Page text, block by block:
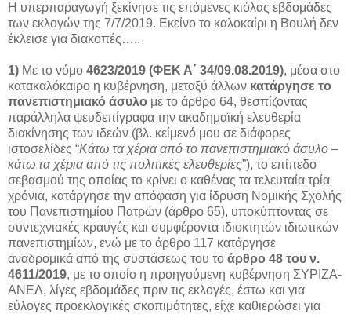
Η υπερπαραγωγή ξεκίνησε τις επόμενες κιόλας εβδομάδες
των εκλογών της 7/7/2019. Εκείνο το καλοκαίρι η Βουλή δεν
έκλεισε για διακοπές…..
1) Με το νόμο 4623/2019 (ΦΕΚ Α΄ 34/09.08.2019), μέσα στο
κατακαλόκαιρο η κυβέρνηση, μεταξύ άλλων κατάργησε το
πανεπιστημιακό άσυλο με το άρθρο 64, θεσπίζοντας
παράλληλα ψευδεπίγραφα την ακαδημαϊκή ελευθερία
διακίνησης των ιδεών (βλ. κείμενό μου σε διάφορες
ιστοσελίδες “Κάτω τα χέρια από το πανεπιστημιακό άσυλο –
κάτω τα χέρια από τις πολιτικές ελευθερίες”), το επίπεδο
σεβασμού της οποίας το κρίνει ο καθένας τα τελευταία τρία
χρόνια, κατάργησε την απόφαση για ίδρυση Νομικής Σχολής
του Πανεπιστημίου Πατρών (άρθρο 65), υποκύπτοντας σε
συντεχνιακές κραυγές και συμφέροντα ιδιοκτητών ιδιωτικών
πανεπιστημίων, ενώ με το άρθρο 117 κατάργησε
αναδρομικά από της συστάσεως του το άρθρο 48 του ν.
4611/2019, με το οποίο η προηγούμενη κυβέρνηση ΣΥΡΙΖΑ-
ΑΝΕΛ, λίγες εβδομάδες πριν τις εκλογές, έστω και για
εύλογες προεκλογικές σκοπιμότητες, είχε καθιερώσει για